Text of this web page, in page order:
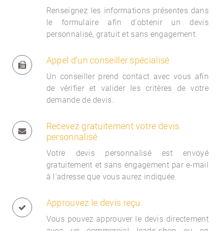
Renseignez les informations présentes dans
le formulaire afin d'obtenir un devis
personnalisé, gratuit et sans engagement.
Appel d'un conseiller spécialisé
Un conseiller prend contact avec vous afin
de vérifier et valider les critères de votre
demande de devis.
Recevez gratuitement votre devis
personnalisé
Votre devis personnalisé est envoyé
gratuitement et sans engagement par e-mail
à l'adresse que vous aurez indiquée.
Approuvez le devis reçu
Vous pouvez approuver le devis directement